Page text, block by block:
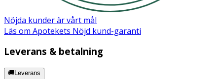
Nöjda kunder är vårt mål
Läs om Apotekets Nöjd kund-garanti
Leverans & betalning
🚚Leverans